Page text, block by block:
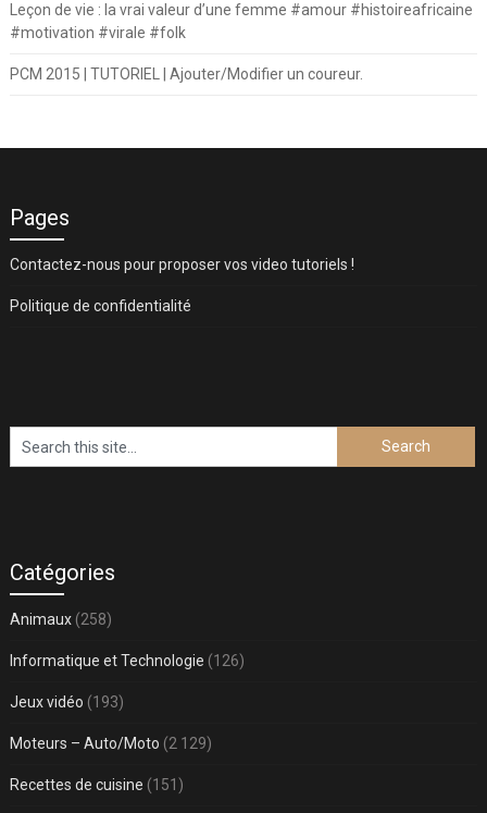
Leçon de vie : la vrai valeur d’une femme #amour #histoireafricaine
#motivation #virale #folk
PCM 2015 | TUTORIEL | Ajouter/Modifier un coureur.
Pages
Contactez-nous pour proposer vos video tutoriels !
Politique de confidentialité
Catégories
Animaux(258)
Informatique et Technologie (126)
Jeux vidéo (193)
Moteurs – Auto/Moto (2 129)
Recettes de cuisine (151)